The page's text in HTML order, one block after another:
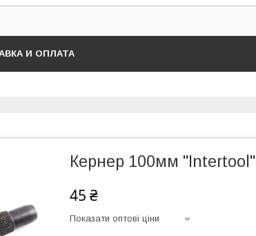
И ОПЛАТА
Кернер 100мм "Intertool"
45 ₴
Показати оптові ціни